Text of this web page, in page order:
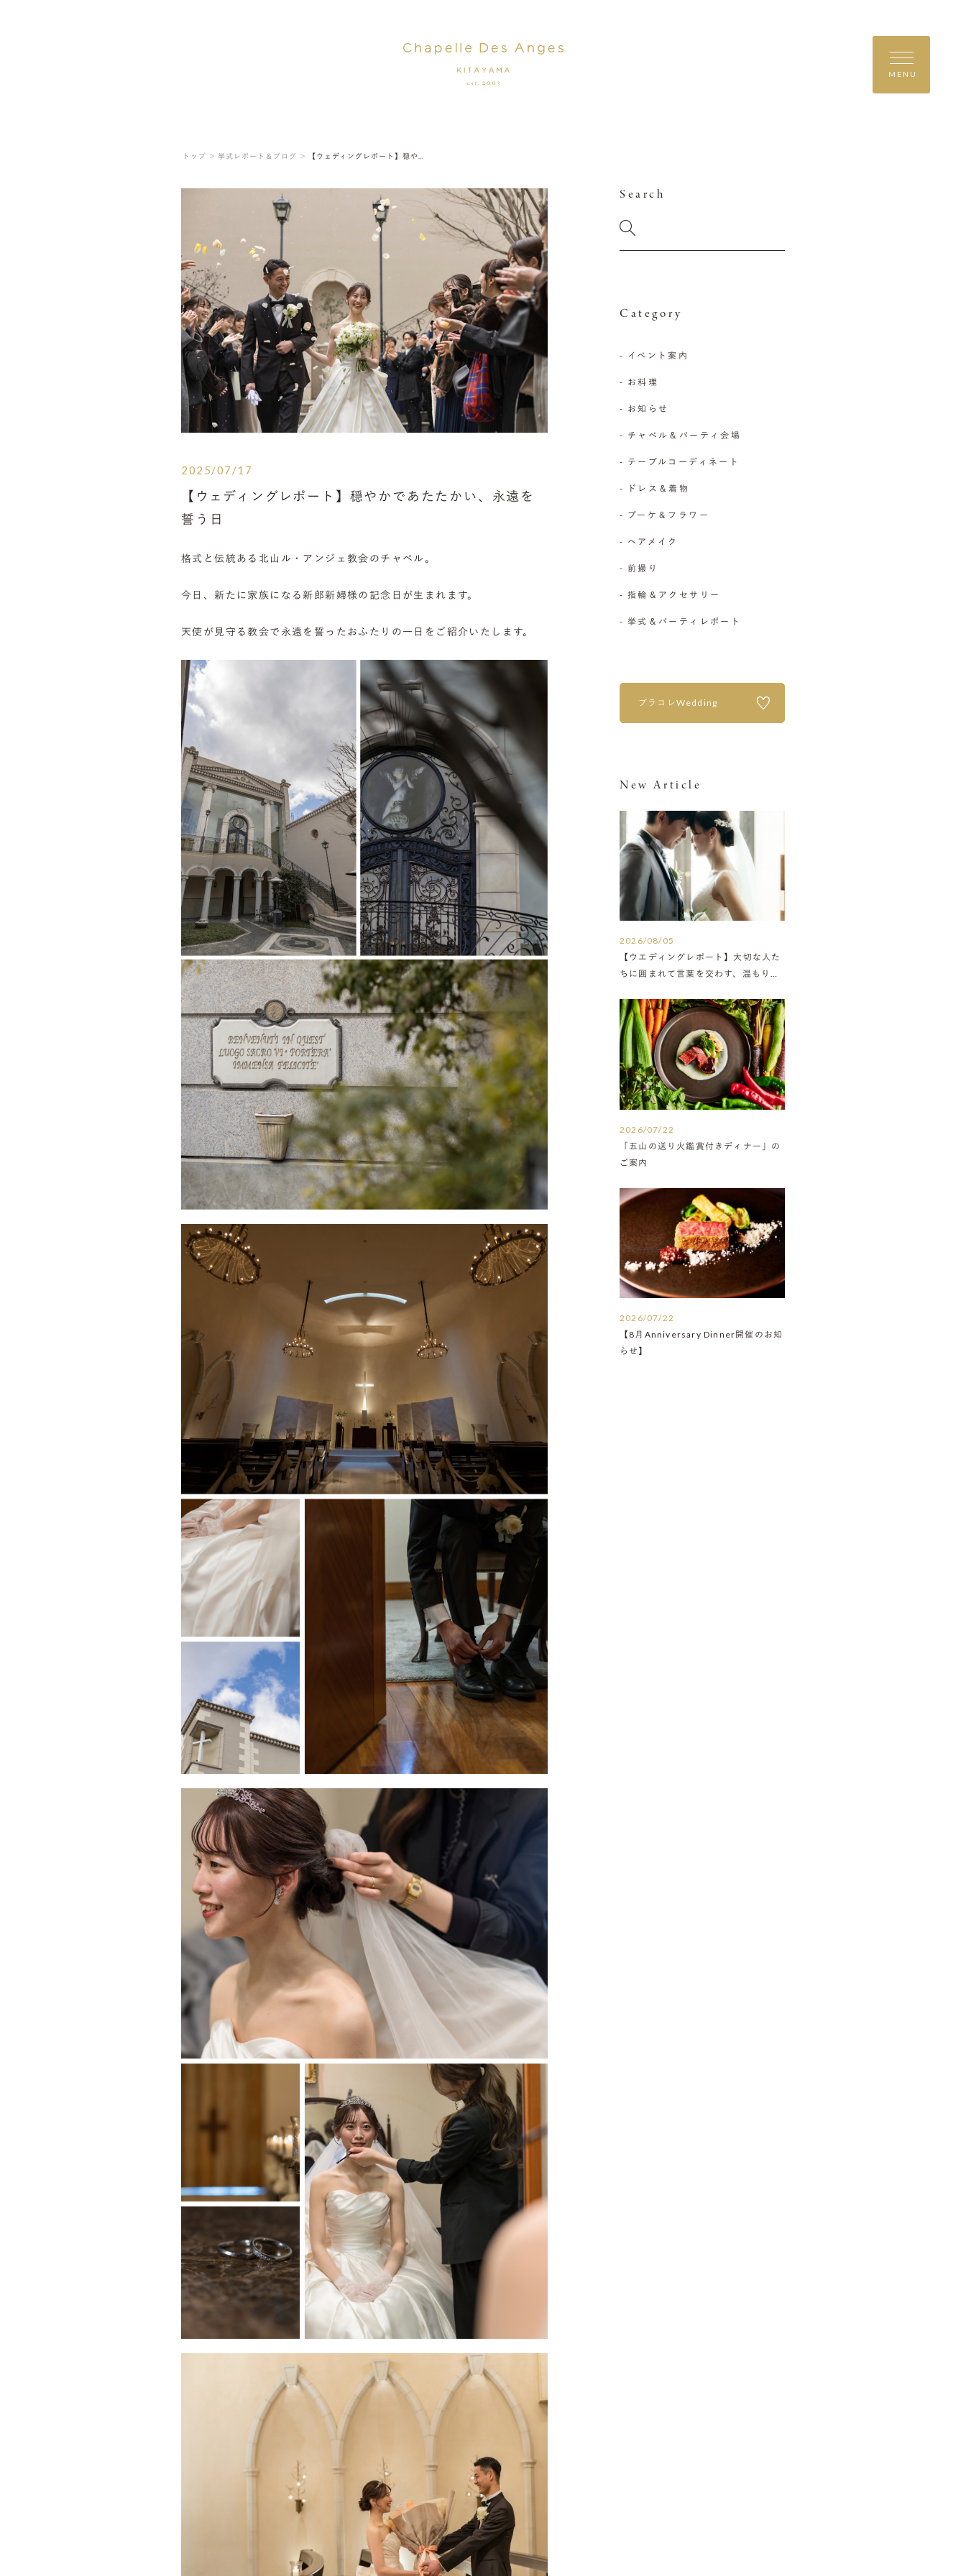
MENU
トップ ＞ 挙式レポート＆ブログ ＞
2025/07/17
【ウェディングレポート】穏やかであたたかい、永遠を
誓う日
格式と伝統ある北山ル・アンジェ教会のチャペル。
今日、新たに家族になる新郎新婦様の記念日が生まれます。
天使が見守る教会で永遠を誓ったおふたりの一日をご紹介いたします。
Search
Category
- イベント案内
- お料理
- お知らせ
- チャペル＆パーティ会場
- テーブルコーディネート
- ドレス＆着物
- ブーケ＆フラワー
- ヘアメイク
- 前撮り
- 指輪＆アクセサリー
- 挙式＆パーティレポート
プラコレWedding
New Article
2026/08/05
【ウエディングレポート】大切な人た
ちに囲まれて言葉を交わす、温もりに
2026/07/22
「五山の送り火鑑賞付きディナー」の
ご案内
2026/07/22
【8月Anniversary Dinner開催のお知
らせ】